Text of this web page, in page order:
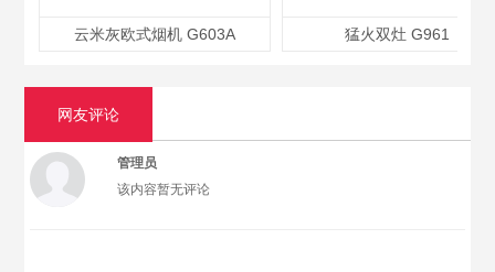
云米灰欧式烟机 G603A 猛火双灶 G961
网友评论
管理员
该内容暂无评论